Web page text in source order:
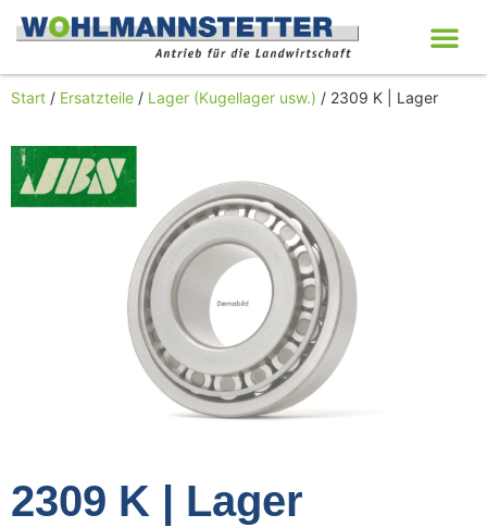
Start / Ersatzteile / Lager (Kugellager usw.) / 2309 K | Lager
2309 K | Lager